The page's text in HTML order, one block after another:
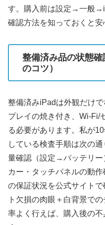
す。購入前は設定→一般
確認方法を知っておくと安
整備済み品の状態
のコツ）
整備済みiPadは外観だけ
プレイの焼き付き、Wi‑Fi/
る必要があります。私が
している検査手順は次の
量確認（設定→バッテリ
カー・タッチパネルの動
の保証状況を公式サイト
ト欠損の肉眼＋白背景で
率よく行えば、購入後の